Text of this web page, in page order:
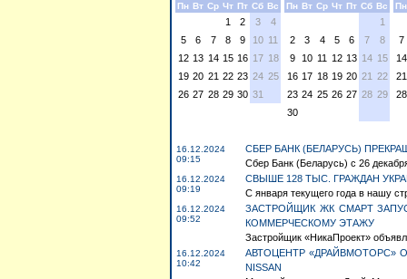
Пн Вт Ср Чт Пт Сб Вс
1 2 3
4
5
6 7 8 9 10 11
12 13 14 15 16 17 18
19 20 21 22 23 24 25
26 27 28 29 30 31
Пн Вт Ср Чт Пт Сб Вс
1
2
3 4 5 6 7
8
9
10 11 12 13 14 15
16 17 18 19 20 21 22
23 24 25 26 27 28 29
30
Пн
7
14
21
28
16.12.2024
09:15
СБЕР БАНК (БЕЛАРУСЬ)
Сбер Банк (Беларусь) с 26
16.12.2024
09:19
СВЫШЕ 128 ТЫС. ГРАЖДАН
С января текущего года в нашу
16.12.2024
09:52
ЗАСТРОЙЩИК ЖК СМАРТ
КОММЕРЧЕСКОМУ ЭТАЖУ
Застройщик «НикаПроект»
16.12.2024
10:42
АВТОЦЕНТР
NISSAN